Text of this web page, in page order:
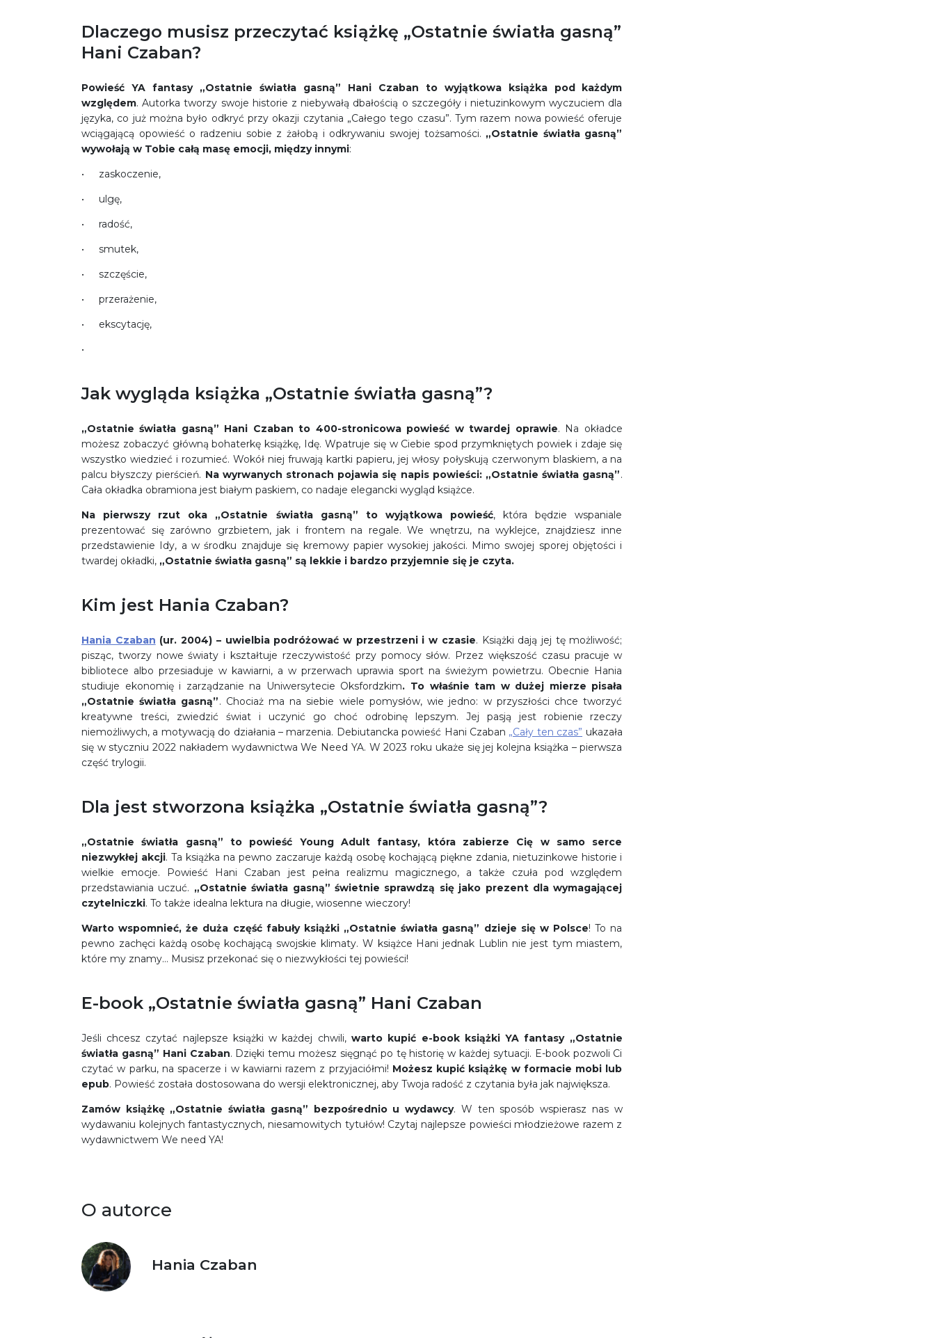
Dlaczego musisz przeczytać książkę „Ostatnie światła gasną”
Hani Czaban?
Powieść YA fantasy „Ostatnie światła gasną” Hani Czaban to wyjątkowa książka pod każdym
względem. Autorka tworzy swoje historie z niebywałą dbałością o szczegóły i nietuzinkowym wyczuciem dla
języka, co już można było odkryć przy okazji czytania „Całego tego czasu”. Tym razem nowa powieść oferuje
wciągającą opowieść o radzeniu sobie z żałobą i odkrywaniu swojej tożsamości. „Ostatnie światła gasną”
wywołają w Tobie całą masę emocji, między innymi:
zaskoczenie,
ulgę,
radość,
smutek,
szczęście,
przerażenie,
ekscytację,
Jak wygląda książka „Ostatnie światła gasną”?
„Ostatnie światła gasną” Hani Czaban to 400-stronicowa powieść w twardej oprawie. Na okładce
możesz zobaczyć główną bohaterkę książkę, Idę. Wpatruje się w Ciebie spod przymkniętych powiek i zdaje się
wszystko wiedzieć i rozumieć. Wokół niej fruwają kartki papieru, jej włosy połyskują czerwonym blaskiem, a na
palcu błyszczy pierścień. Na wyrwanych stronach pojawia się napis powieści: „Ostatnie światła gasną”.
Cała okładka obramiona jest białym paskiem, co nadaje elegancki wygląd książce.
Na pierwszy rzut oka „Ostatnie światła gasną” to wyjątkowa powieść, która będzie wspaniale
prezentować się zarówno grzbietem, jak i frontem na regale. We wnętrzu, na wyklejce, znajdziesz inne
przedstawienie Idy, a w środku znajduje się kremowy papier wysokiej jakości. Mimo swojej sporej objętości i
twardej okładki, „Ostatnie światła gasną” są lekkie i bardzo przyjemnie się je czyta.
Kim jest Hania Czaban?
Hania Czaban (ur. 2004) – uwielbia podróżować w przestrzeni i w czasie. Książki dają jej tę możliwość;
pisząc, tworzy nowe światy i kształtuje rzeczywistość przy pomocy słów. Przez większość czasu pracuje w
bibliotece albo przesiaduje w kawiarni, a w przerwach uprawia sport na świeżym powietrzu. Obecnie Hania
studiuje ekonomię i zarządzanie na Uniwersytecie Oksfordzkim. To właśnie tam w dużej mierze pisała
„Ostatnie światła gasną”. Chociaż ma na siebie wiele pomysłów, wie jedno: w przyszłości chce tworzyć
kreatywne treści, zwiedzić świat i uczynić go choć odrobinę lepszym. Jej pasją jest robienie rzeczy
niemożliwych, a motywacją do działania – marzenia. Debiutancka powieść Hani Czaban „Cały ten czas” ukazała
się w styczniu 2022 nakładem wydawnictwa We Need YA. W 2023 roku ukaże się jej kolejna książka – pierwsza
część trylogii.
Dla jest stworzona książka „Ostatnie światła gasną”?
„Ostatnie światła gasną” to powieść Young Adult fantasy, która zabierze Cię w samo serce
niezwykłej akcji. Ta książka na pewno zaczaruje każdą osobę kochającą piękne zdania, nietuzinkowe historie i
wielkie emocje. Powieść Hani Czaban jest pełna realizmu magicznego, a także czuła pod względem
przedstawiania uczuć. „Ostatnie światła gasną” świetnie sprawdzą się jako prezent dla wymagającej
czytelniczki. To także idealna lektura na długie, wiosenne wieczory!
Warto wspomnieć, że duża część fabuły książki „Ostatnie światła gasną” dzieje się w Polsce! To na
pewno zachęci każdą osobę kochającą swojskie klimaty. W książce Hani jednak Lublin nie jest tym miastem,
które my znamy… Musisz przekonać się o niezwykłości tej powieści!
E-book „Ostatnie światła gasną” Hani Czaban
Jeśli chcesz czytać najlepsze książki w każdej chwili, warto kupić e-book książki YA fantasy „Ostatnie
światła gasną” Hani Czaban. Dzięki temu możesz sięgnąć po tę historię w każdej sytuacji. E-book pozwoli Ci
czytać w parku, na spacerze i w kawiarni razem z przyjaciółmi! Możesz kupić książkę w formacie mobi lub
epub. Powieść została dostosowana do wersji elektronicznej, aby Twoja radość z czytania była jak największa.
Zamów książkę „Ostatnie światła gasną” bezpośrednio u wydawcy. W ten sposób wspierasz nas w
wydawaniu kolejnych fantastycznych, niesamowitych tytułów! Czytaj najlepsze powieści młodzieżowe razem z
wydawnictwem We need YA!
O autorce
Hania Czaban